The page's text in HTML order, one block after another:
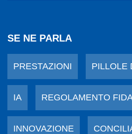
SE NE PARLA
PRESTAZIONI PILLOLE
IA REGOLAMENTO
INNOVAZIONE